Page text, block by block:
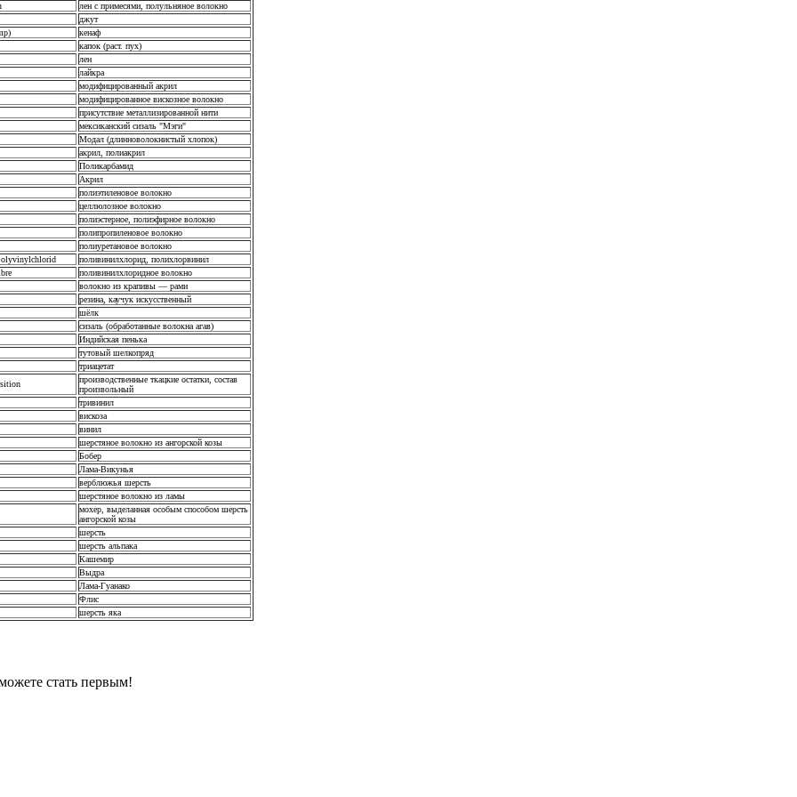
лен с примесями, полульняное волокно
джут
кенаф
капок (раст. пух)
лен
лайкра
модифицированный акрил
модифицированное вискозное волокно
присутствие металлизированной нити
мексиканский сизаль "Мэги"
Модал (длинноволокнистый хлопок)
акрил, полиакрил
Поликарбамид
Акрил
полиэтиленовое волокно
целлюлозное волокно
полиэстерное, полиэфирное волокно
полипропиленовое волокно
полиуретановое волокно
поливинилхлорид, полихлорвинил
поливинилхлоридное волокно
волокно из крапивы — рами
резина, каучук искусственный
шёлк
сизаль (обработанные волокна агав)
Индийская пенька
тутовый шелкопряд
триацетат
производственные ткацкие остатки, состав
произвольный
тривинил
вискоза
винил
шерстяное волокно из ангорской козы
Бобер
Лама-Викунья
верблюжья шерсть
шерстяное волокно из ламы
мохер, выделанная особым способом шерсть
ангорской козы
шерсть
шерсть альпака
Кашемир
Выдра
Лама-Гуанако
Флис
шерсть яка
стать первым!